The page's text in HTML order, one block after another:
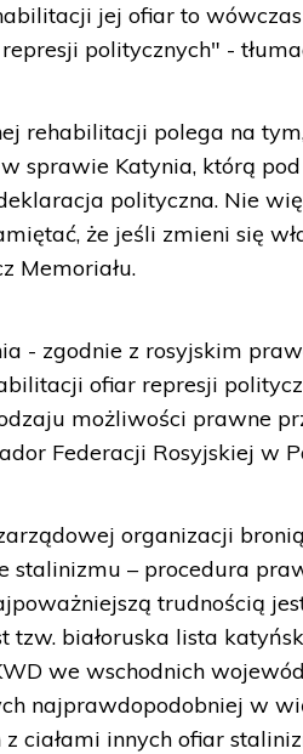
jej ofiar to
politycznych" -
rehabilitacji polega na
sprawie Katynia, którą
polityczna. Nie
że jeśli zmieni się
Memoriału.
- zgodnie z rosyjskim
ofiar represji
możliwości prawne
Federacji Rosyjskiej w
organizacji
stalinizmu – procedura
trudnością
tzw. białoruska lista
we wschodnich
najprawdopodobniej w
ciałami innych ofiar